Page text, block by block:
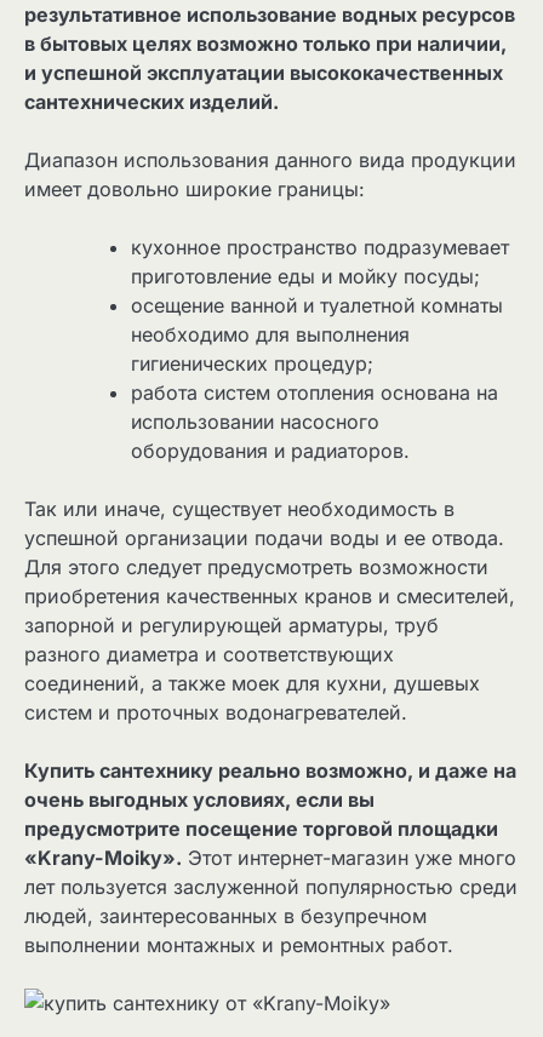
результативное использование водных ресурсов
в бытовых целях возможно только при наличии,
и успешной эксплуатации высококачественных
сантехнических изделий.
Диапазон использования данного вида продукции
имеет довольно широкие границы:
кухонное пространство подразумевает
приготовление еды и мойку посуды;
осещение ванной и туалетной комнаты
необходимо для выполнения
гигиенических процедур;
работа систем отопления основана на
использовании насосного
оборудования и радиаторов.
Так или иначе, существует необходимость в
успешной организации подачи воды и ее отвода.
Для этого следует предусмотреть возможности
приобретения качественных кранов и смесителей,
запорной и регулирующей арматуры, труб
разного диаметра и соответствующих
соединений, а также моек для кухни, душевых
систем и проточных водонагревателей.
Купить сантехнику реально возможно, и даже на
очень выгодных условиях, если вы
предусмотрите посещение торговой площадки
«Krany-Moiky». Этот интернет-магазин уже много
лет пользуется заслуженной популярностью среди
людей, заинтересованных в безупречном
выполнении монтажных и ремонтных работ.